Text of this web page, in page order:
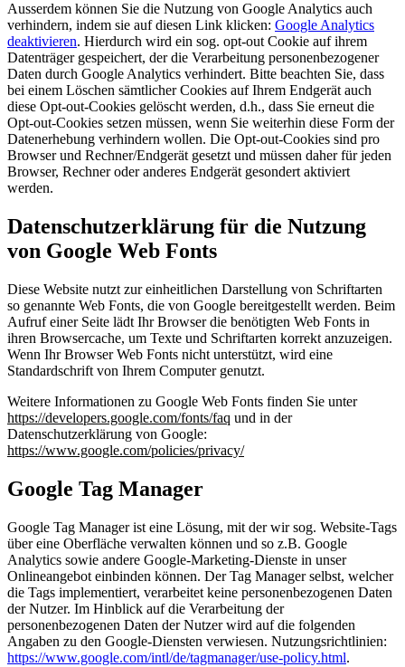
Ausserdem können Sie die Nutzung von Google Analytics auch
verhindern, indem sie auf diesen Link klicken: Google Analytics
deaktivieren. Hierdurch wird ein sog. opt-out Cookie auf ihrem
Datenträger gespeichert, der die Verarbeitung personenbezogener
Daten durch Google Analytics verhindert. Bitte beachten Sie, dass
bei einem Löschen sämtlicher Cookies auf Ihrem Endgerät auch
diese Opt-out-Cookies gelöscht werden, d.h., dass Sie erneut die
Opt-out-Cookies setzen müssen, wenn Sie weiterhin diese Form der
Datenerhebung verhindern wollen. Die Opt-out-Cookies sind pro
Browser und Rechner/Endgerät gesetzt und müssen daher für jeden
Browser, Rechner oder anderes Endgerät gesondert aktiviert
werden.
Datenschutzerklärung für die Nutzung
von Google Web Fonts
Diese Website nutzt zur einheitlichen Darstellung von Schriftarten
so genannte Web Fonts, die von Google bereitgestellt werden. Beim
Aufruf einer Seite lädt Ihr Browser die benötigten Web Fonts in
ihren Browsercache, um Texte und Schriftarten korrekt anzuzeigen.
Wenn Ihr Browser Web Fonts nicht unterstützt, wird eine
Standardschrift von Ihrem Computer genutzt.
Weitere Informationen zu Google Web Fonts finden Sie unter
https://developers.google.com/fonts/faq und in der
Datenschutzerklärung von Google:
https://www.google.com/policies/privacy/
Google Tag Manager
Google Tag Manager ist eine Lösung, mit der wir sog. Website-Tags
über eine Oberfläche verwalten können und so z.B. Google
Analytics sowie andere Google-Marketing-Dienste in unser
Onlineangebot einbinden können. Der Tag Manager selbst, welcher
die Tags implementiert, verarbeitet keine personenbezogenen Daten
der Nutzer. Im Hinblick auf die Verarbeitung der
personenbezogenen Daten der Nutzer wird auf die folgenden
Angaben zu den Google-Diensten verwiesen. Nutzungsrichtlinien:
https://www.google.com/intl/de/tagmanager/use-policy.html.